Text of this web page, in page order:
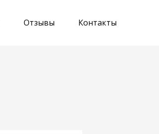
Отзывы Контакты